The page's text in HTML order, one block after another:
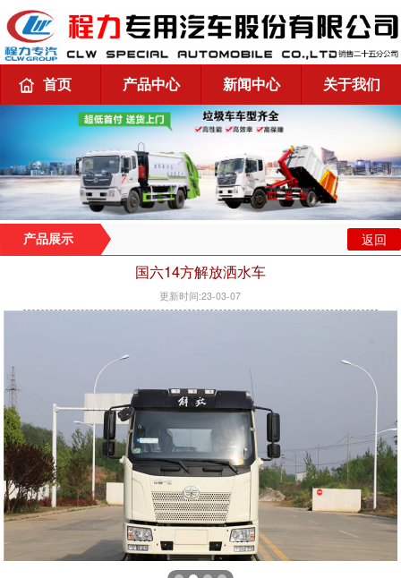
首页 产品中心 新闻中心 关于我们
产品展示 返回
国六14方解放洒水车
更新时间:23-03-07